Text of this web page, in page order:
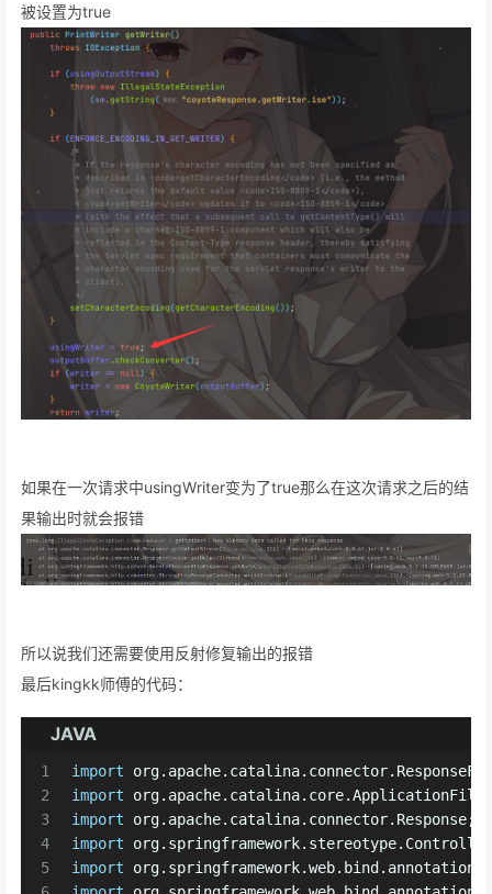
被设置为true
如果在一次请求中usingWriter变为了true那么在这次请求之后的结
果输出时就会报错
所以说我们还需要使用反射修复输出的报错
最后kingkk师傅的代码：
JAVA
1
2
3
4
5
import
import
import org.apache.catalina.connector.Response;
import
import